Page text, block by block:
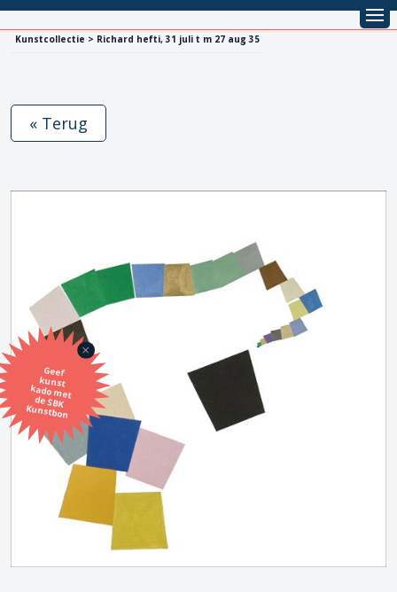
Kunstcollectie > Richard hefti, 31 juli t m 27 aug 35
Geef
kunst
kado met
de SBK
Kunstbon
« Terug